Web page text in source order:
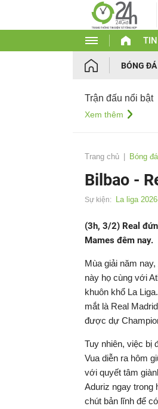
BÓNG ĐÁ
Trận đấu nổi bật
Xem thêm
Trang chủ Bóng đá
Bilbao -
Sự kiện: La liga
(3h, 3/2) Real
Mames đêm nay.
Mùa giải năm nay,
này họ cùng với
khuôn khổ La
mắt là Real
được dự
Tuy nhiên, việc bị
Vua diễn ra hôm
với quyết tâm
Aduriz ngay trong
chút bản lĩnh để